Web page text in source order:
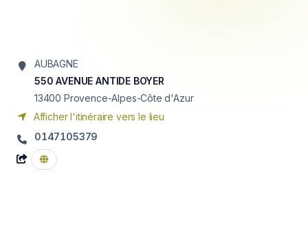
AUBAGNE
550 AVENUE ANTIDE BOYER
13400 Provence-Alpes-Côte d'Azur
Afficher l'itinéraire vers le lieu
0147105379